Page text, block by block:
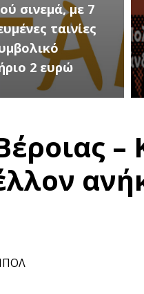
μεγάλη
του
την
18 Αυγούστου